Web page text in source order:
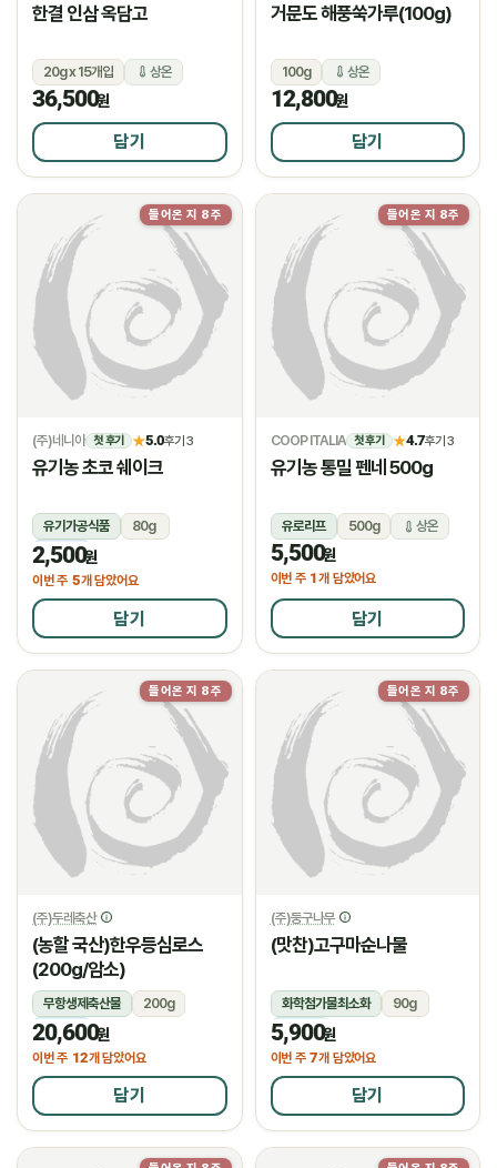
한결 인삼 옥담고
20g x 15개입 상온
36,500원
담기
거문도 해풍쑥가루(100g)
100g 상온
12,800원
담기
들어온 지 8주
(주)네니아 첫 후기 ★5.0후기 3
유기농 초코 쉐이크
유기가공식품
80g
냉동
2,500원
이번 주 5개 담았어요
담기
들어온 지 8주
COOP ITALIA 첫 후기 ★4.7후기 3
유기농 통밀 펜네 500g
유로리프 500g 상온
5,500원
이번 주 1개 담았어요
담기
들어온 지 8주
(주)두레축산
(농할 국산)한우등심로스
(200g/암소)
무항생제축산물
200g
냉장
20,600원
이번 주 12개 담았어요
담기
들어온 지 8주
(주)둥구나무
(맛찬)고구마순나물
화학첨가물최소화
90g
냉장
5,900원
이번 주 7개 담았어요
담기